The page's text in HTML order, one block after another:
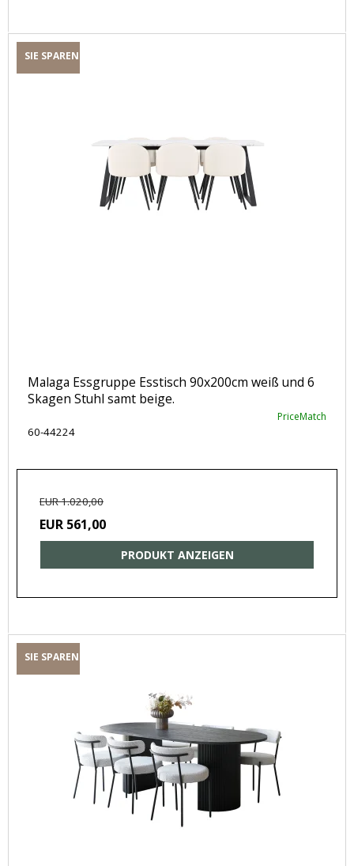
SIE SPAREN
Malaga Essgruppe Esstisch 90x200cm weiß und 6
Skagen Stuhl samt beige.
PriceMatch
60-44224
EUR 1.020,00
EUR 561,00
PRODUKT ANZEIGEN
SIE SPAREN